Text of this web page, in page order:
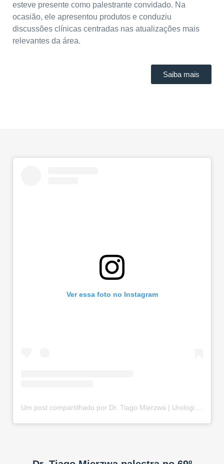
esteve presente como palestrante convidado. Na
ocasião, ele apresentou produtos e conduziu
discussões clínicas centradas nas atualizações mais
relevantes da área.
Saiba mais
Ver essa foto no Instagram